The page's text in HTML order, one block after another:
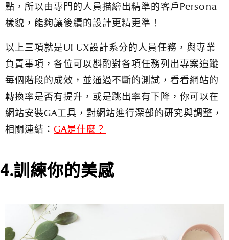
點，所以由專門的人員描繪出精準的客戶Persona
樣貌，能夠讓後續的設計更精更準！
以上三項就是UI UX設計系分的人員任務，與專業
負責事項，各位可以斟酌對各項任務列出專案追蹤
每個階段的成效，並通過不斷的測試，看看網站的
轉換率是否有提升，或是跳出率有下降，你可以在
網站安裝GA工具，對網站進行深部的研究與調整，
相關連結： GA是什麼？
4.訓練你的美感